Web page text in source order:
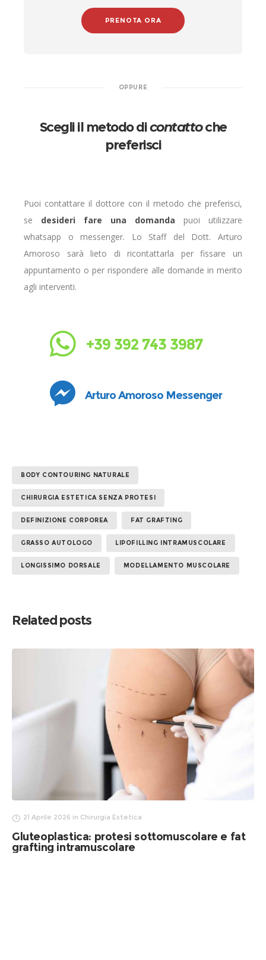
PRENOTA ORA
OPPURE
Scegli il metodo dicontattoche
preferisci
Puoi contattare il dottore con il metodo che preferisci,
se desideri fare una domanda puoi utilizzare
whatsapp o messenger. Lo Staff del Dott. Arturo
Amoroso sarà lieto di ricontattarla per fissare un
appuntamento o per rispondere alle domande in merito
agli interventi.
+39 392 743 3987
Arturo Amoroso Messenger
BODY CONTOURING NATURALE
CHIRURGIA ESTETICA SENZA PROTESI
DEFINIZIONE CORPOREA FAT GRAFTING
GRASSO AUTOLOGO LIPOFILLING INTRAMUSCOLARE
LONGISSIMO DORSALE MODELLAMENTO MUSCOLARE
Related posts
21 Aprile 2026 in Chirurgia Estetica
Gluteoplastica: protesi sottomuscolare e fat
grafting intramuscolare